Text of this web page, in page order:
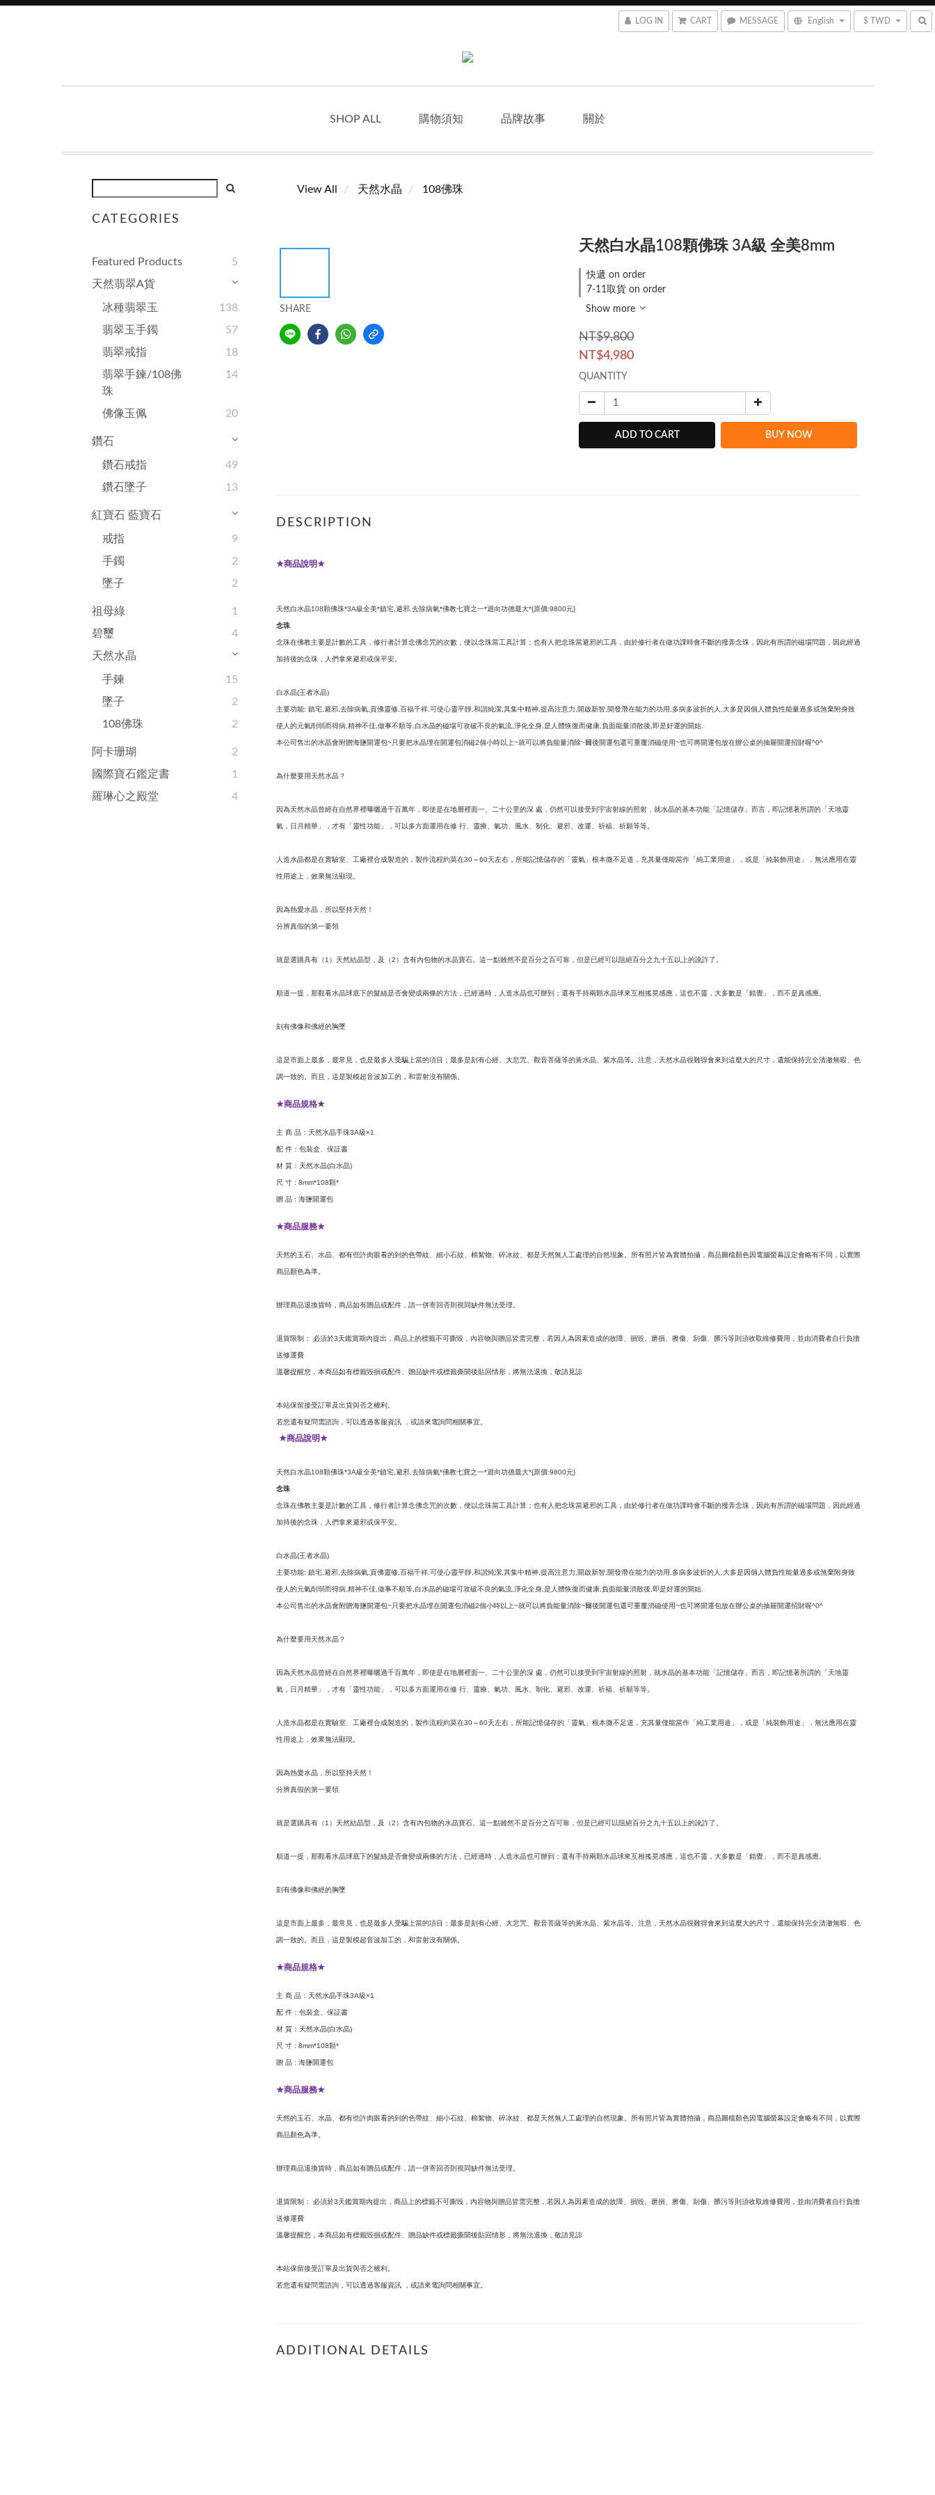
LOG IN CART MESSAGE English $ TWD
SHOP ALL 購物須知 品牌故事 關於
CATEGORIES
Featured Products
5
天然翡翠A貨
冰種翡翠玉
138
翡翠玉手鐲
57
翡翠戒指
18
翡翠手鍊/108佛
珠
14
佛像玉佩 20
鑽石
鑽石戒指
49
鑽石墜子
13
紅寶石 藍寶石
戒指
9
手鐲
2
墜子
2
祖母綠
1
碧璽
4
天然水晶
手鍊
15
墜子
2
108佛珠
2
阿卡珊瑚
2
國際寶石鑑定書
1
羅琳心之殿堂
4
View All 天然水晶 108佛珠
SHARE
天然白水晶108顆佛珠 3A級 全美8mm
快遞 on order
7-11取貨 on order
Show more
NT$9,800
NT$4,980
QUANTITY
ADD TO CART BUY NOW
DESCRIPTION
★商品說明★
天然白水晶108顆佛珠*3A級全美*鎮宅 避邪 去除病氣*佛教七寶之一*迴向功德最大*{原價:9800元}
念珠
念珠在佛教主要是計數的工具，修行者計算念佛念咒的次數，便以念珠當工具計算；也有人把念珠當避邪的工具，由於修行者在做功課時會不斷的撥弄念珠，因此有所謂的磁場問題，因此經過
加持後的念珠，人們拿來避邪或保平安。
白水晶(王者水晶)
主要功能: 鎮宅 避邪 去除病氣 貢佛靈修 百福千祥 可使心靈平靜 和諧純潔 其集中精神 提高注意力 開啟新智 開發潛在能力的功用 多病多波折的人 大多是因個人體負性能量過多或煞棄附身致
使人的元氣削弱而得病 精神不佳 做事不順等 白水晶的磁場可攻破不良的氣流 淨化全身 是人體恢復而健康 負面能量消散後 即是好運的開始
本公司售出的水晶會附贈海鹽開運包~只要把水晶埋在開運包消磁2個小時以上~就可以將負能量消除~爾後開運包還可重覆消磁使用~也可將開運包放在辦公桌的抽屜開運招財喔^0^
為什麼要用天然水晶？
因為天然水晶曾經在自然界裡曝曬過千百萬年，即使是在地層裡面一、二十公里的深 處，仍然可以接受到宇宙射線的照射，就水晶的基本功能「記憶儲存」而言，即記憶著所謂的「天地靈
氣，日月精華」，才有「靈性功能」，可以多方面運用在修 行、靈療、氣功、風水、制化、避邪、改運、祈福、祈願等等。
人造水晶都是在實驗室、工廠裡合成製造的，製作流程約莫在30～60天左右，所能記憶儲存的「靈氣」根本微不足道，充其量僅能當作「純工業用途」，或是「純裝飾用途」，無法應用在靈
性用途上，效果無法顯現。
因為熱愛水晶，所以堅持天然！
分辨真假的第一要領
就是選購具有（1 ）天然結晶型，及（2）含有內包物的水晶寶石。這一點雖然不是百分之百可靠，但是已經可以阻絕百分之九十五以上的訛詐了。
順道一提，那觀看水晶球底下的髮絲是否會變成兩條的方法，已經過時，人造水晶也可辦到；還有手持兩顆水晶球來互相搖晃感應，這也不靈，大多數是「錯覺」，而不是真感應。
刻有佛像和佛經的胸墜
這是市面上最多，最常見，也是最多人受騙上當的項目；最多是刻有心經、大悲咒、觀音菩薩等的黃水晶、紫水晶等。注意，天然水晶很難得會來到這麼大的尺寸，還能保持完全清澈無暇、色
調一致的。而且，這是製模超音波加工的，和雷射沒有關係。
★商品規格★
主 商 品：天然水晶手珠3A級×1
配 件：包裝盒、保証書
材 質：天然水晶(白水晶)
尺 寸 : 8mm*108顆*
贈 品 : 海鹽開運包
★商品服務★
天然的玉石、水晶、都有些許肉眼看的到的色帶紋、細小石紋、棉絮物、碎冰紋、都是天然無人工處理的自然現象。所有照片皆為實體拍攝，商品圖檔顏色因電腦螢幕設定會略有不同，以實際
商品顏色為準。
辦理商品退換貨時，商品如有贈品或配件，請一併寄回否則視同缺件無法受理。
退貨限制： 必須於3天鑑賞期內提出，商品上的標籤不可撕毀，內容物與贈品皆需完整，若因人為因素造成的故障、損毀、磨損、擦傷、刮傷、髒污等則須收取維修費用，並由消費者自行負擔
送修運費
溫馨提醒您，本商品如有標籤毀損或配件、贈品缺件或標籤撕開後貼回情形，將無法退換，敬請見諒
本站保留接受訂單及出貨與否之權利。
若您還有疑問需諮詢，可以透過客服資訊 ，或請來電詢問相關事宜。
★商品說明★
天然白水晶108顆佛珠*3A級全美*鎮宅 避邪 去除病氣*佛教七寶之一*迴向功德最大*{原價:9800元}
念珠
念珠在佛教主要是計數的工具，修行者計算念佛念咒的次數，便以念珠當工具計算；也有人把念珠當避邪的工具，由於修行者在做功課時會不斷的撥弄念珠，因此有所謂的磁場問題，因此經過
加持後的念珠，人們拿來避邪或保平安。
白水晶(王者水晶)
主要功能: 鎮宅 避邪 去除病氣 貢佛靈修 百福千祥 可使心靈平靜 和諧純潔 其集中精神 提高注意力 開啟新智 開發潛在能力的功用 多病多波折的人 大多是因個人體負性能量過多或煞棄附身致
使人的元氣削弱而得病 精神不佳 做事不順等 白水晶的磁場可攻破不良的氣流 淨化全身 是人體恢復而健康 負面能量消散後 即是好運的開始
本公司售出的水晶會附贈海鹽開運包~只要把水晶埋在開運包消磁2個小時以上~就可以將負能量消除~爾後開運包還可重覆消磁使用~也可將開運包放在辦公桌的抽屜開運招財喔^0^
為什麼要用天然水晶？
因為天然水晶曾經在自然界裡曝曬過千百萬年，即使是在地層裡面一、二十公里的深 處，仍然可以接受到宇宙射線的照射，就水晶的基本功能「記憶儲存」而言，即記憶著所謂的「天地靈
氣，日月精華」，才有「靈性功能」，可以多方面運用在修 行、靈療、氣功、風水、制化、避邪、改運、祈福、祈願等等。
人造水晶都是在實驗室、工廠裡合成製造的，製作流程約莫在30～60天左右，所能記憶儲存的「靈氣」根本微不足道，充其量僅能當作「純工業用途」，或是「純裝飾用途」，無法應用在靈
性用途上，效果無法顯現。
因為熱愛水晶，所以堅持天然！
分辨真假的第一要領
就是選購具有（1 ）天然結晶型，及（2）含有內包物的水晶寶石。這一點雖然不是百分之百可靠，但是已經可以阻絕百分之九十五以上的訛詐了。
順道一提，那觀看水晶球底下的髮絲是否會變成兩條的方法，已經過時，人造水晶也可辦到；還有手持兩顆水晶球來互相搖晃感應，這也不靈，大多數是「錯覺」，而不是真感應。
刻有佛像和佛經的胸墜
這是市面上最多，最常見，也是最多人受騙上當的項目；最多是刻有心經、大悲咒、觀音菩薩等的黃水晶、紫水晶等。注意，天然水晶很難得會來到這麼大的尺寸，還能保持完全清澈無暇、色
調一致的。而且，這是製模超音波加工的，和雷射沒有關係。
★商品規格★
主 商 品：天然水晶手珠3A級×1
配 件：包裝盒、保証書
材 質：天然水晶(白水晶)
尺 寸 : 8mm*108顆*
贈 品 : 海鹽開運包
★商品服務★
天然的玉石、水晶、都有些許肉眼看的到的色帶紋、細小石紋、棉絮物、碎冰紋、都是天然無人工處理的自然現象。所有照片皆為實體拍攝，商品圖檔顏色因電腦螢幕設定會略有不同，以實際
商品顏色為準。
辦理商品退換貨時，商品如有贈品或配件，請一併寄回否則視同缺件無法受理。
退貨限制： 必須於3天鑑賞期內提出，商品上的標籤不可撕毀，內容物與贈品皆需完整，若因人為因素造成的故障、損毀、磨損、擦傷、刮傷、髒污等則須收取維修費用，並由消費者自行負擔
送修運費
溫馨提醒您，本商品如有標籤毀損或配件、贈品缺件或標籤撕開後貼回情形，將無法退換，敬請見諒
本站保留接受訂單及出貨與否之權利。
若您還有疑問需諮詢，可以透過客服資訊 ，或請來電詢問相關事宜。
ADDITIONAL DETAILS